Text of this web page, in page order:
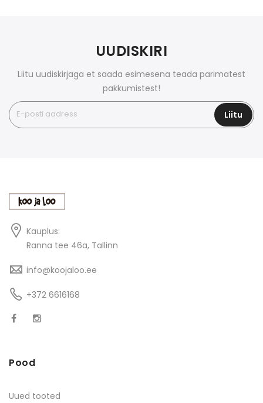
UUDISKIRI
Liitu uudiskirjaga et saada esimesena teada parimatest
pakkumistest!
Liitu
Kauplus:
Ranna tee 46a, Tallinn
info@koojaloo.ee
+372 6616168
Pood
Uued tooted